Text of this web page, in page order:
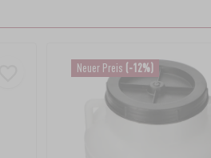
Neuer Preis (-12%)